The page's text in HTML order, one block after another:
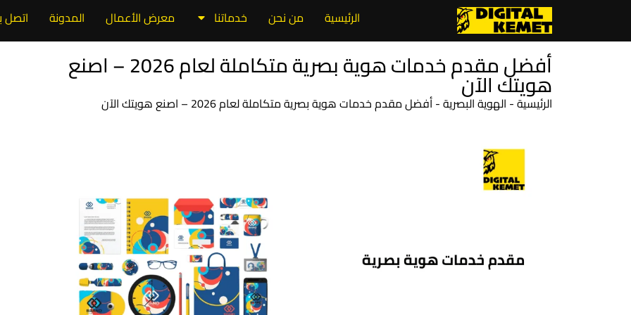
الرئيسية من نحن خدماتنا معرض الأعمال المدونة اتصل
أفضل مقدم خدمات هوية بصرية متكاملة لعام 2026 – اصنع
هويتك الآن
الرئيسية- الهوية البصرية-أفضل مقدم خدمات هوية بصرية متكاملة لعام 2026 – اصنع هويتك الآن